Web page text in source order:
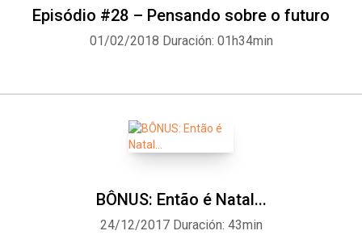
Episódio #28 – Pensando sobre o futuro
01/02/2018 Duración: 01h34min
BÔNUS: Então é Natal...
24/12/2017 Duración: 43min